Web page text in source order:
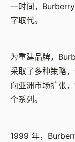
一时间，
字取代。
为重建品牌，
采取了多种策略
向亚洲市场扩张
个系列。
1999 年，